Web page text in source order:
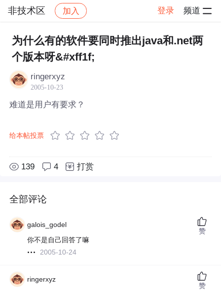
非技术区 加入 登录 频道
社区 非技术区 帖子详情
为什么有的软件要同时推出java和.net两
个版本呀&#xff1f;
ringerxyz
2005-10-23
难道是用户有要求？
给本帖投票
139 4 打赏
全部评论
galois_godel
你不是自己回答了嘛
2005-10-24
赞
ringerxyz
赞